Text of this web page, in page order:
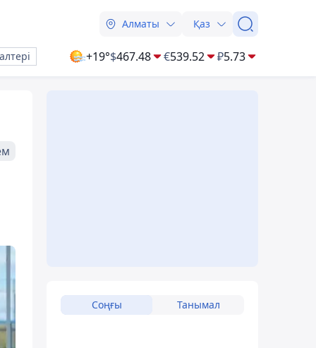
Алматы Қаз
+19°$467.48 €539.52 ₽5.73
Соңғы Танымал